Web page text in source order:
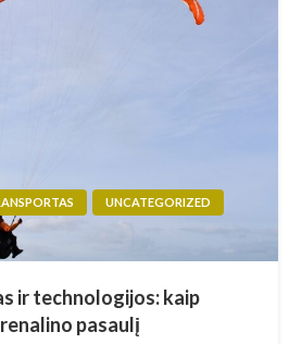
UNCATEGORIZED
ir technologijos: kaip
pasaulį